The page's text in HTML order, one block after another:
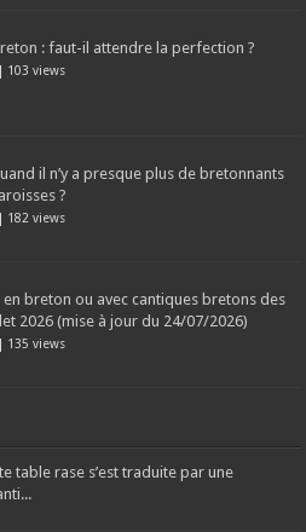
: faut-il attendre la perfection ?
| 103 views
il n’y a presque plus de bretonnants
?
| 182 views
en breton ou avec cantiques bretons des
2026 (mise à jour du 24/07/2026)
| 135 views
table rase s’est traduite par une